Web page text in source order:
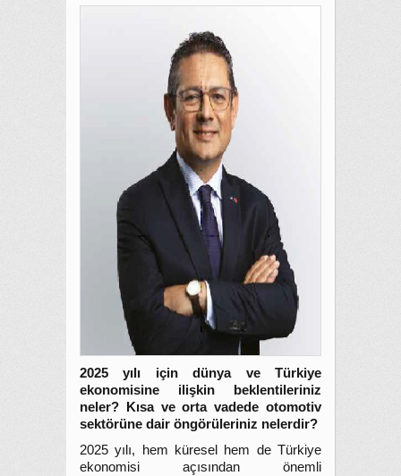
2025 yılı için dünya ve Türkiye
ekonomisine ilişkin beklentileriniz
neler? Kısa ve orta vadede otomotiv
sektörüne dair öngörüleriniz nelerdir?
2025 yılı, hem küresel hem de Türkiye
ekonomisi açısından önemli